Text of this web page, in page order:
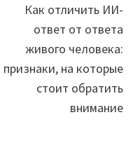
Как отличить ИИ-
ответ от ответа
живого человека:
признаки, на которые
стоит обратить
внимание